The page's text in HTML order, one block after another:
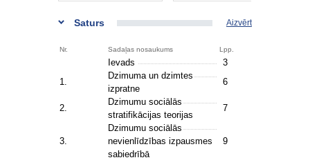
Saturs Aizvērt
Nr. Sadaļas nosaukums Lpp.
Ievads
3
1.
Dzimuma un dzimtes
izpratne
6
2.
Dzimumu sociālās
stratifikācijas teorijas
7
3.
Dzimumu sociālās
nevienlīdzības izpausmes
sabiedrībā
9